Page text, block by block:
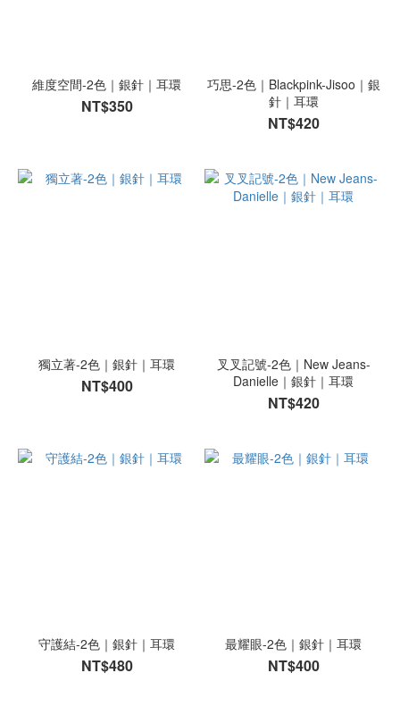
維度空間-2色｜銀針｜耳環
NT$350
巧思-2色｜Blackpink-Jisoo｜銀
針｜耳環
NT$420
獨立著-2色｜銀針｜耳環
NT$400
叉叉記號-2色｜New Jeans-
Danielle｜銀針｜耳環
NT$420
守護結-2色｜銀針｜耳環
NT$480
最耀眼-2色｜銀針｜耳環
NT$400